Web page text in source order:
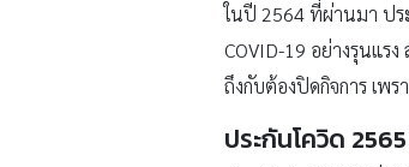
ในปี 2564 ที่ผ่านมา ปร
COVID-19 อย่างรุนแร
ถึงกับต้องปิดกิจการ เพ
ประกันโควิด 2565